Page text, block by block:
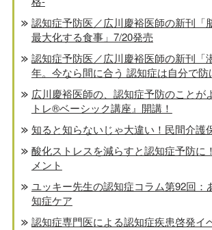
認知症予防医／広川慶裕医師の新刊「
最大化する食事」7/20発売
認知症予防医／広川慶裕医師の新刊「
年。今なら間に合う 認知症は自分で防
広川慶裕医師の、認知症予防のことが
トレ®️ベーシック講座』開講！
知ると知らないじゃ大違い！民間介護
酸化ストレスを減らすと認知症予防に
メント
ユッキー先生の認知症コラム第92回：
知症ケア
認知症専門医による認知症疾患啓発イ